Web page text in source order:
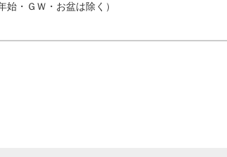
・ＧＷ・お盆は除く）